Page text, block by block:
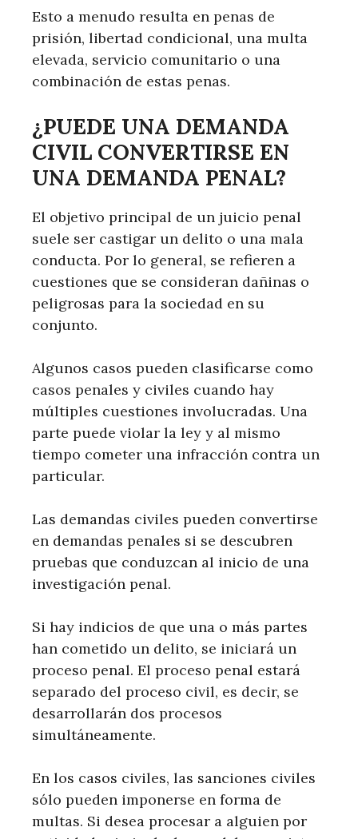
Esto a menudo resulta en penas de
prisión, libertad condicional, una multa
elevada, servicio comunitario o una
combinación de estas penas.
¿PUEDE UNA DEMANDA
CIVIL CONVERTIRSE EN
UNA DEMANDA PENAL?
El objetivo principal de un juicio penal
suele ser castigar un delito o una mala
conducta. Por lo general, se refieren a
cuestiones que se consideran dañinas o
peligrosas para la sociedad en su
conjunto.
Algunos casos pueden clasificarse como
casos penales y civiles cuando hay
múltiples cuestiones involucradas. Una
parte puede violar la ley y al mismo
tiempo cometer una infracción contra un
particular.
Las demandas civiles pueden convertirse
en demandas penales si se descubren
pruebas que conduzcan al inicio de una
investigación penal.
Si hay indicios de que una o más partes
han cometido un delito, se iniciará un
proceso penal. El proceso penal estará
separado del proceso civil, es decir, se
desarrollarán dos procesos
simultáneamente.
En los casos civiles, las sanciones civiles
sólo pueden imponerse en forma de
multas. Si desea procesar a alguien por